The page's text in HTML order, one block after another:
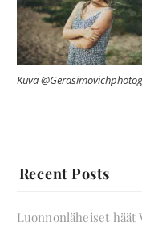
Kuva
Recent Posts
Luonnonläheiset häät